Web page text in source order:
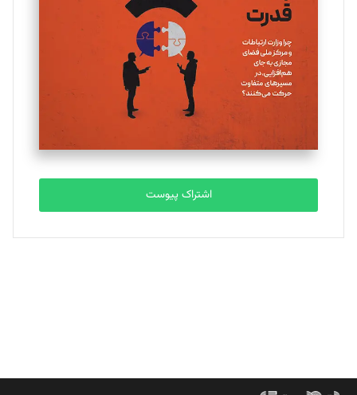
تحریریه
ملینا جعفری
تحریریه
مصطفی مسجدی آرانی
تحریریه
بابک نقاش
تحریریه
اشتراک پیوست